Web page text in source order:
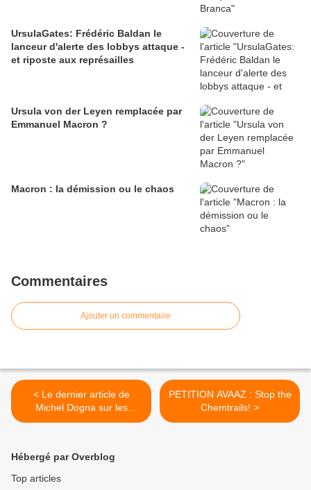
UrsulaGates: Frédéric Baldan le
lanceur d'alerte des lobbys attaque -
et riposte aux représailles
Ursula von der Leyen remplacée par
Emmanuel Macron ?
Macron : la démission ou le chaos
Commentaires
Ajouter un commentaire
< Le dernier article de
Michel Dogna sur les
Chemtrails
PETITION AVAAZ : Stop the
Chemtrails! >
Hébergé par Overblog
Top articles